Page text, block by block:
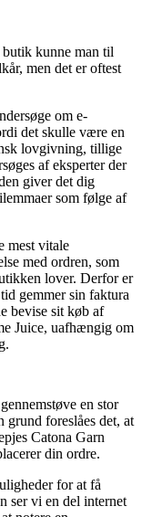
kunne man til
men det er oftest
om e-
det skulle være en
lovgivning, tillige
af eksperter der
giver det dig
som følge af
mest vitale
med ordren, som
lover. Derfor er
gemmer sin faktura
bevise sit køb af
Juice, uafhængig om
en stor
grund foreslåes det, at
Catona Garn
din ordre.
for at få
ser vi en del internet